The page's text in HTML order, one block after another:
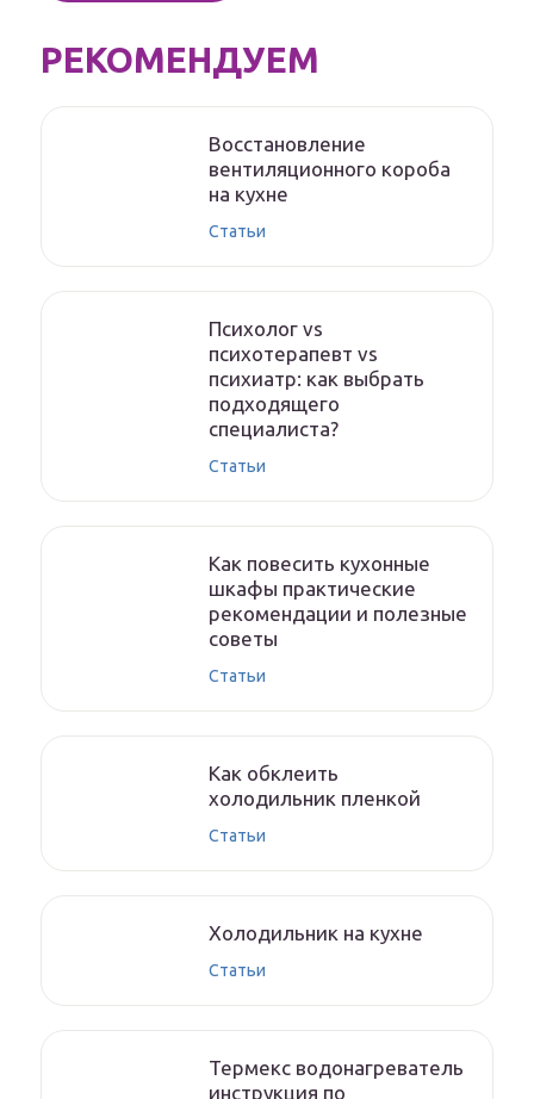
РЕКОМЕНДУЕМ
Восстановление
вентиляционного короба
на кухне
Статьи
Психолог vs
психотерапевт vs
психиатр: как выбрать
подходящего
специалиста?
Статьи
Как повесить кухонные
шкафы практические
рекомендации и полезные
советы
Статьи
Как обклеить
холодильник пленкой
Статьи
Холодильник на кухне
Статьи
Термекс водонагреватель
инструкция по